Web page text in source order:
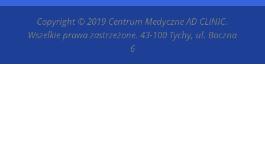
Copyright © 2019 Centrum Medyczne AD CLINIC.
Wszelkie prawa zastrzeżone. 43-100 Tychy, ul. Boczna
6